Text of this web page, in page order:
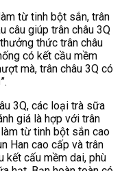
từ tinh bột sắn, trân
câu giúp trân châu 3Q
thức trân châu
có kết cầu mềm
mà, trân châu 3Q có
3Q, các loại trà sữa
giá là hợp với trân
từ tinh bột sắn cao
Han cao cấp và trân
kết cấu mềm dai, phù